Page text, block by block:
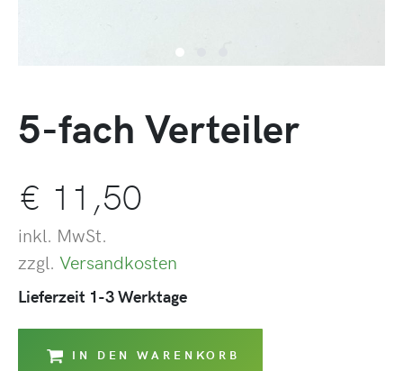
5-fach Verteiler
€ 11,50
inkl. MwSt.
zzgl. Versandkosten
Lieferzeit 1-3 Werktage
IN DEN WARENKORB